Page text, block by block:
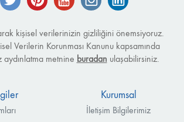
kişisel verilerinizin gizliliğini önemsiyoruz.
Verilerin Korunması Kanunu kapsamında
aydınlatma metnine buradan ulaşabilirsiniz.
Kurumsal
İletişim Bilgilerimiz